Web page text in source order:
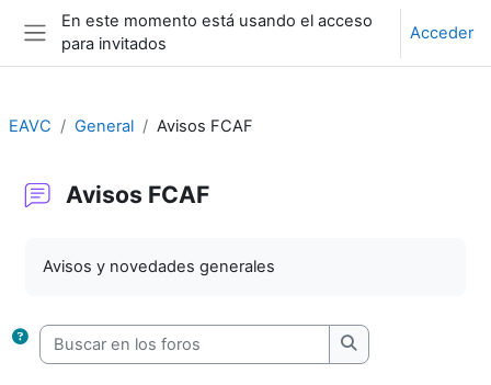
Salta al contenido principal
Panel lateral
En este momento está usando el acceso
para invitados
Acceder
EAVC General Avisos FCAF
Avisos FCAF
Avisos y novedades generales
Buscar en los foros
Buscar en los